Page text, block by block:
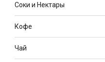
Соки и Нектары
Кофе
Чай